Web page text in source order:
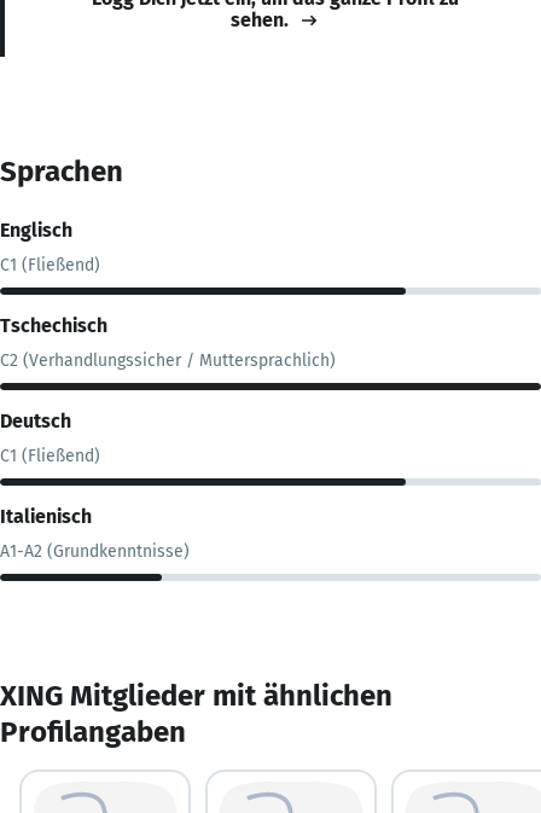
sehen.
Sprachen
Englisch
C1 (Fließend)
Tschechisch
C2 (Verhandlungssicher / Muttersprachlich)
Deutsch
C1 (Fließend)
Italienisch
A1-A2 (Grundkenntnisse)
XING Mitglieder mit ähnlichen
Profilangaben